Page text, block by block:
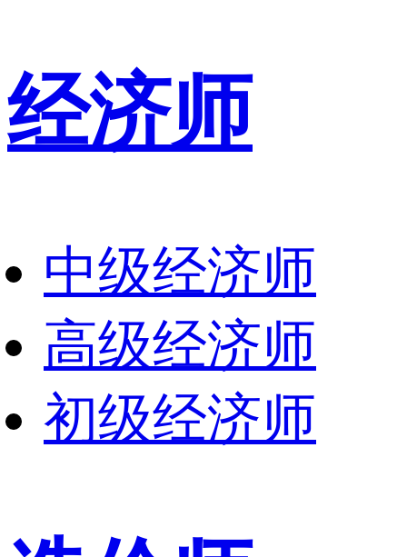
经济师
中级经济师
高级经济师
初级经济师